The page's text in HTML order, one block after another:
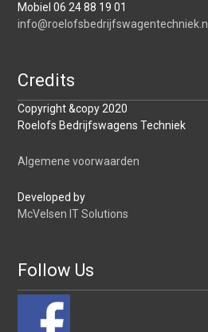
Mobiel 06 24 88 19 01
info@roelofsbedrijfswagentechniek.nl
Credits
Copyright &copy 2020
Roelofs Bedrijfswagens Techniek
Algemene voorwaarden
Developed by
McVelsen IT Solutions
Follow Us